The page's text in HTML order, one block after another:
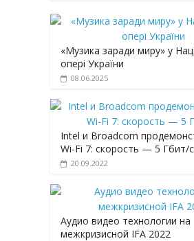
«Музика заради миру» у
опері України
08.06.2025
Intel и Broadcom
Wi-Fi 7: скорость — 5 Гбит/с
20.09.2022
Аудио видео технологии на
межкризисной IFA 2022